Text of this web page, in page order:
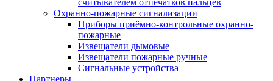
считывателем отпечатков пальцев
Охранно-пожарные сигнализации
Приборы приёмно-контрольные охранно-
пожарные
Извещатели дымовые
Извещатели пожарные ручные
Сигнальные устройства
Партнеры